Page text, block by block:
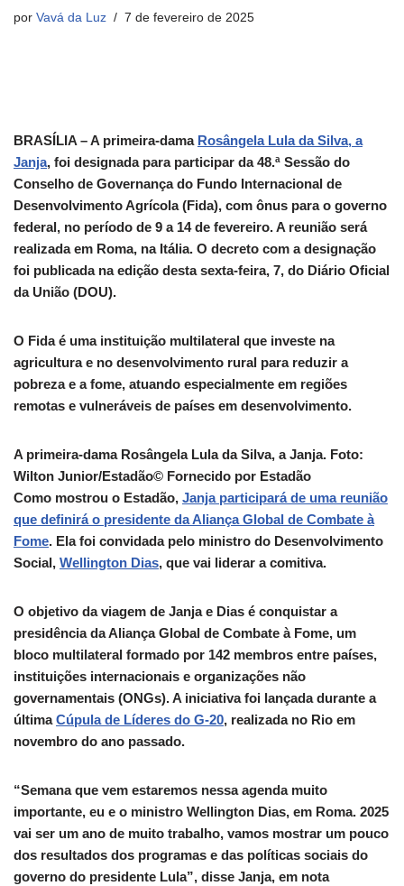
por Vavá da Luz 7 de fevereiro de 2025
BRASÍLIA – A primeira-dama Rosângela Lula da Silva, a
Janja, foi designada para participar da 48.ª Sessão do
Conselho de Governança do Fundo Internacional de
Desenvolvimento Agrícola (Fida), com ônus para o governo
federal, no período de 9 a 14 de fevereiro. A reunião será
realizada em Roma, na Itália. O decreto com a designação
foi publicada na edição desta sexta-feira, 7, do Diário Oficial
da União (DOU).
O Fida é uma instituição multilateral que investe na
agricultura e no desenvolvimento rural para reduzir a
pobreza e a fome, atuando especialmente em regiões
remotas e vulneráveis de países em desenvolvimento.
A primeira-dama Rosângela Lula da Silva, a Janja. Foto:
Wilton Junior/Estadão© Fornecido por Estadão
Como mostrou o Estadão, Janja participará de uma reunião
que definirá o presidente da Aliança Global de Combate à
Fome. Ela foi convidada pelo ministro do Desenvolvimento
Social, Wellington Dias, que vai liderar a comitiva.
O objetivo da viagem de Janja e Dias é conquistar a
presidência da Aliança Global de Combate à Fome, um
bloco multilateral formado por 142 membros entre países,
instituições internacionais e organizações não
governamentais (ONGs). A iniciativa foi lançada durante a
últimaCúpula de Líderes do G-20, realizada no Rio em
novembro do ano passado.
“Semana que vem estaremos nessa agenda muito
importante, eu e o ministro Wellington Dias, em Roma. 2025
vai ser um ano de muito trabalho, vamos mostrar um pouco
dos resultados dos programas e das políticas sociais do
governo do presidente Lula”, disse Janja, em nota